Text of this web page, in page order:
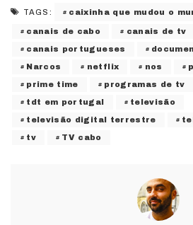
TAGS: caixinha que mudou o
canais de cabo canais de tv
canais portugueses
Narcos netflix nos
prime time programas de tv
tdt em portugal televisão
televisão digital terrestre
tv TV cabo